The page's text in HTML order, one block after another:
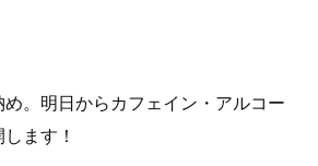
。明日からカフェイン・アルコー
ます！